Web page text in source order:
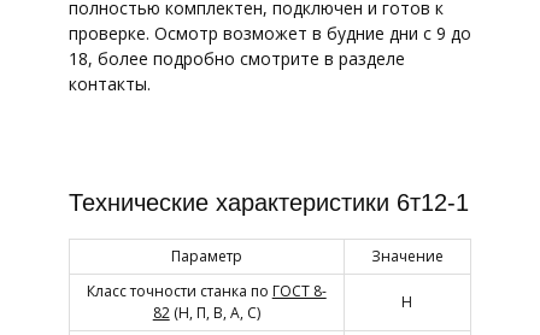
полностью комплектен, подключен и готов к
проверке. Осмотр возможет в будние дни с 9 до
18, более подробно смотрите в разделе
контакты.
Технические характеристики 6т12-1
Параметр
Значение
Класс точности станка по ГОСТ 8-
82(Н, П, В, А, С)
Н